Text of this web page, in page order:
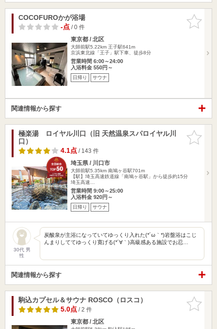
お気に入
りに追加
COCOFUROかが浴場
-点/ 0 件
東京都 / 北区
大師前駅5.22km 王子駅641m
京浜東北線「王子」駅下車、徒歩8分
営業時間 6:00～24:00
入浴料金 550円～
日帰り サウナ
関連情報から探す
お気に入
りに追加
極楽湯 ロイヤル川口（旧 天然温泉スパロイヤル川
口）
4.1点/ 143 件
埼玉県 / 川口市
大師前駅5.35km 南鳩ヶ谷駅701m
【駅】埼玉高速鉄道線「南鳩ヶ谷駅」から徒歩約15分
埼玉高速…
営業時間 9:00～25:00
入浴料金 920円～
日帰り サウナ
30代 男
性
炭酸泉が主浴になっていてゆっくり入れた(*´ω｀*)岩盤浴はこじ
んまりしててゆっくり寛げる(*´∀｀)高級感ある施設でお忍…
関連情報から探す
お気に入
りに追加
駒込カプセル＆サウナ ROSCO（ロスコ）
5.0点/ 2 件
東京都 / 北区